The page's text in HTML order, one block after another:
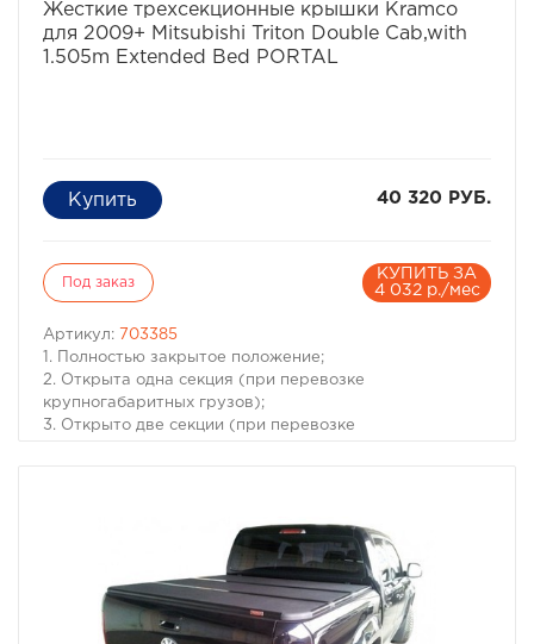
Жесткие трехсекционные крышки Kramco
для 2009+ Mitsubishi Triton Double Cab,with
1.505m Extended Bed PORTAL
40 320 РУБ.
Под заказ
КУПИТЬ ЗА
4 032 р./мес
Артикул: 703385
1. Полностью закрытое положение;
2. Открыта одна секция (при перевозке
крупногабаритных грузов);
3. Открыто две секции (при перевозке
Тип изделия Жесткая трехсекционная
Комплектация Пластиковая крышка, Крепления за
борта с фиксаторами (4шт.), Инструкция по установке
Материал Пластик, каркас из алюминиевого профиля
Тип установки Без сверления (защелками за борта)